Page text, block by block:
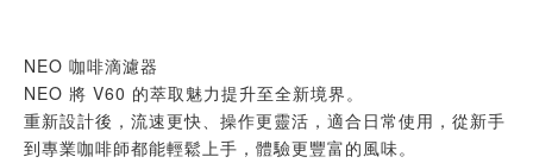
NEO 咖啡滴濾器
NEO 將 V60 的萃取魅力提升至全新境界。
重新設計後，流速更快、操作更靈活，適合日常使用，從新手
到專業咖啡師都能輕鬆上手，體驗更豐富的風味。